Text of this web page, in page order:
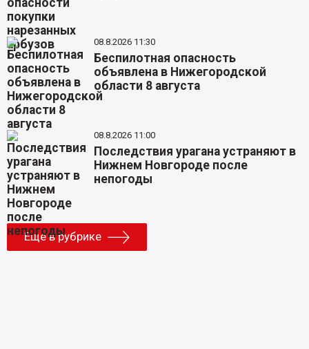
08.8.2026 11:30
Беспилотная опасность
объявлена в Нижегородской
области 8 августа
08.8.2026 11:00
Последствия урагана устраняют в
Нижнем Новгороде после
непогоды
Еще в рубрике